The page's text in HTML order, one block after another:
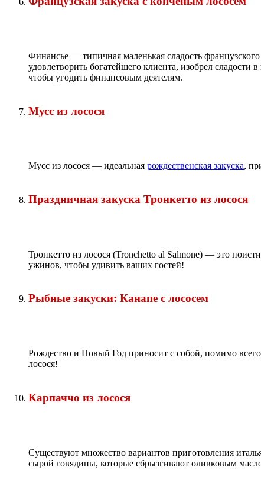
Финансье — типичная маленькая сладость
удовлетворить богатейшего клиента, изобрел
чтобы угодить финансовым деятелям.
Мусс из лосося
Мусс из лосося — идеальная рождественская закуска,
Праздничная закуска Тронкетто из лосося
Тронкетто из лосося (Tronchetto al Salmone) — это
ужинов, чтобы удивить ваших гостей!
Рыбные закуски: Канапе с лососем
Рождество и Новый Год приносит с собой, помимо
лосося!
Карпаччо из лосося
Существуют множество вариантов приготовления
сырой говядины, которые сбрызгивают оливковым